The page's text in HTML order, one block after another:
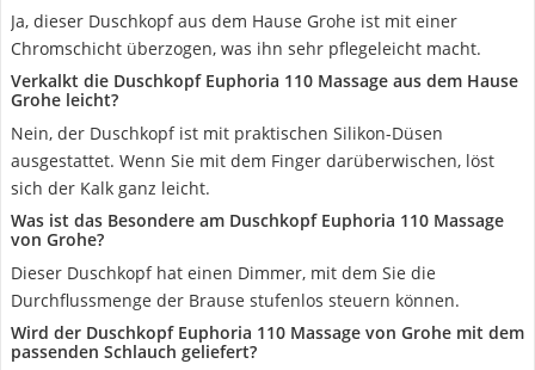
Ja, dieser Duschkopf aus dem Hause Grohe ist mit einer
Chromschicht überzogen, was ihn sehr pflegeleicht macht.
Verkalkt die Duschkopf Euphoria 110 Massage aus dem Hause
Grohe leicht?
Nein, der Duschkopf ist mit praktischen Silikon-Düsen
ausgestattet. Wenn Sie mit dem Finger darüberwischen, löst
sich der Kalk ganz leicht.
Was ist das Besondere am Duschkopf Euphoria 110 Massage
von Grohe?
Dieser Duschkopf hat einen Dimmer, mit dem Sie die
Durchflussmenge der Brause stufenlos steuern können.
Wird der Duschkopf Euphoria 110 Massage von Grohe mit dem
passenden Schlauch geliefert?